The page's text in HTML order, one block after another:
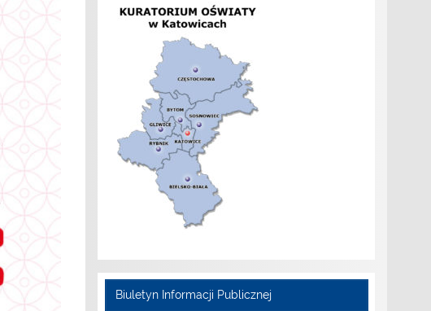
Biuletyn Informacji Publicznej